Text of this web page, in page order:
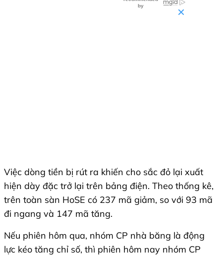
Việc dòng tiền bị rút ra khiến cho sắc đỏ lại xuất
hiện dày đặc trở lại trên bảng điện. Theo thống kê,
trên toàn sàn HoSE có 237 mã giảm, so với 93 mã
đi ngang và 147 mã tăng.
Nếu phiên hôm qua, nhóm CP nhà băng là động
lực kéo tăng chỉ số, thì phiên hôm nay nhóm CP